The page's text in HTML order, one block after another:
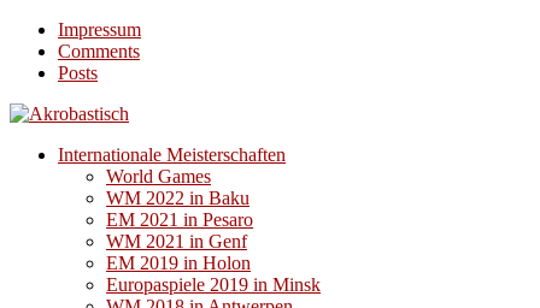
Impressum
Comments
Posts
Internationale Meisterschaften
World Games
WM 2022 in Baku
EM 2021 in Pesaro
WM 2021 in Genf
EM 2019 in Holon
Europaspiele 2019 in Minsk